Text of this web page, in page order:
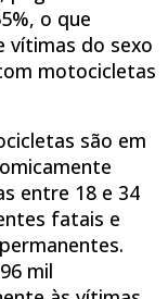
o que
vítimas do sexo
motocicletas
são em
entre 18 e 34
fatais e
mil